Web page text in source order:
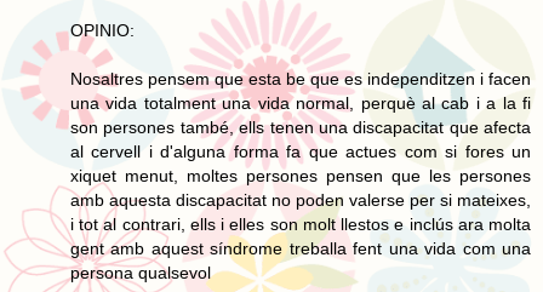
OPINIO:
Nosaltres pensem que esta be que es independitzen i facen
una vida totalment una vida normal, perquè al cab i a la fi
son persones també, ells tenen una discapacitat que afecta
al cervell i d'alguna forma fa que actues com si fores un
xiquet menut, moltes persones pensen que les persones
amb aquesta discapacitat no poden valerse per si mateixes,
i tot al contrari, ells i elles son molt llestos e inclús ara molta
gent amb aquest síndrome treballa fent una vida com una
persona qualsevol